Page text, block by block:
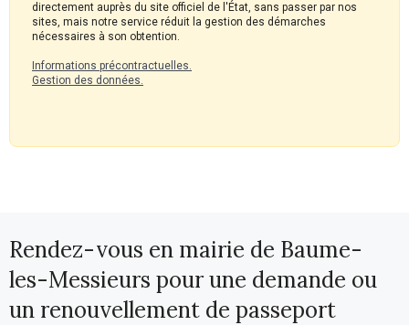
directement auprès du site officiel de l'État, sans passer par nos
sites, mais notre service réduit la gestion des démarches
nécessaires à son obtention.
Informations précontractuelles.
Gestion des données.
Rendez-vous en mairie de Baume-
les-Messieurs pour une demande ou
un renouvellement de passeport